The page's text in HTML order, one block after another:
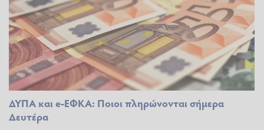
ΔΥΠΑ και e-ΕΦΚΑ: Ποιοι πληρώνονται σήμερα
Δευτέρα